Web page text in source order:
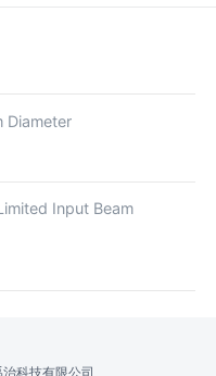
Diameter
Input Beam
科技有限公司